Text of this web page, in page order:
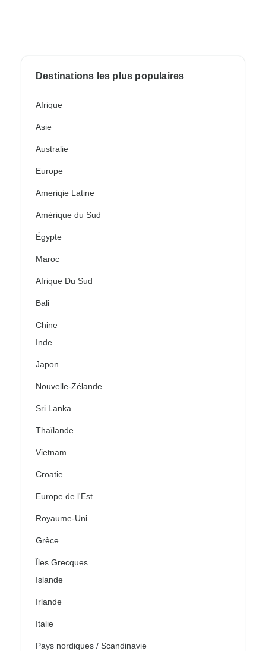
Destinations les plus populaires
Afrique
Asie
Australie
Europe
Ameriqie Latine
Amérique du Sud
Égypte
Maroc
Afrique Du Sud
Bali
Chine
Inde
Japon
Nouvelle-Zélande
Sri Lanka
Thaïlande
Vietnam
Croatie
Europe de l'Est
Royaume-Uni
Grèce
Îles Grecques
Islande
Irlande
Italie
Pays nordiques / Scandinavie